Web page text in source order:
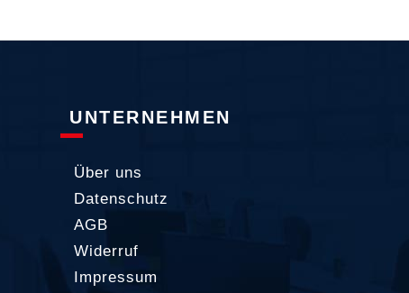
UNTERNEHMEN
Über uns
Datenschutz
AGB
Widerruf
Impressum